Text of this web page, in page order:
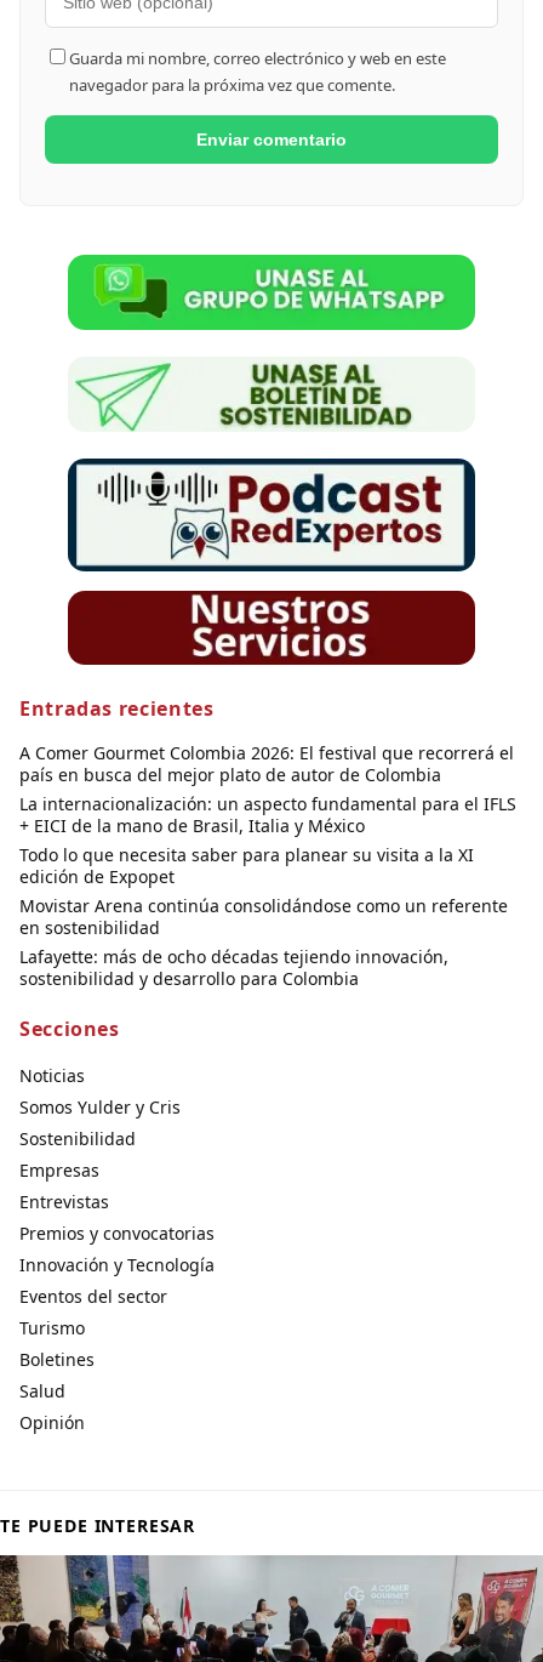
Guarda mi nombre, correo electrónico y web en este
navegador para la próxima vez que comente.
Entradas recientes
A Comer Gourmet Colombia 2026: El festival que recorrerá el
país en busca del mejor plato de autor de Colombia
La internacionalización: un aspecto fundamental para el IFLS
+ EICI de la mano de Brasil, Italia y México
Todo lo que necesita saber para planear su visita a la XI
edición de Expopet
Movistar Arena continúa consolidándose como un referente
en sostenibilidad
Lafayette: más de ocho décadas tejiendo innovación,
sostenibilidad y desarrollo para Colombia
Secciones
Noticias
Somos Yulder y Cris
Sostenibilidad
Empresas
Entrevistas
Premios y convocatorias
Innovación y Tecnología
Eventos del sector
Turismo
Boletines
Salud
Opinión
TE PUEDE INTERESAR